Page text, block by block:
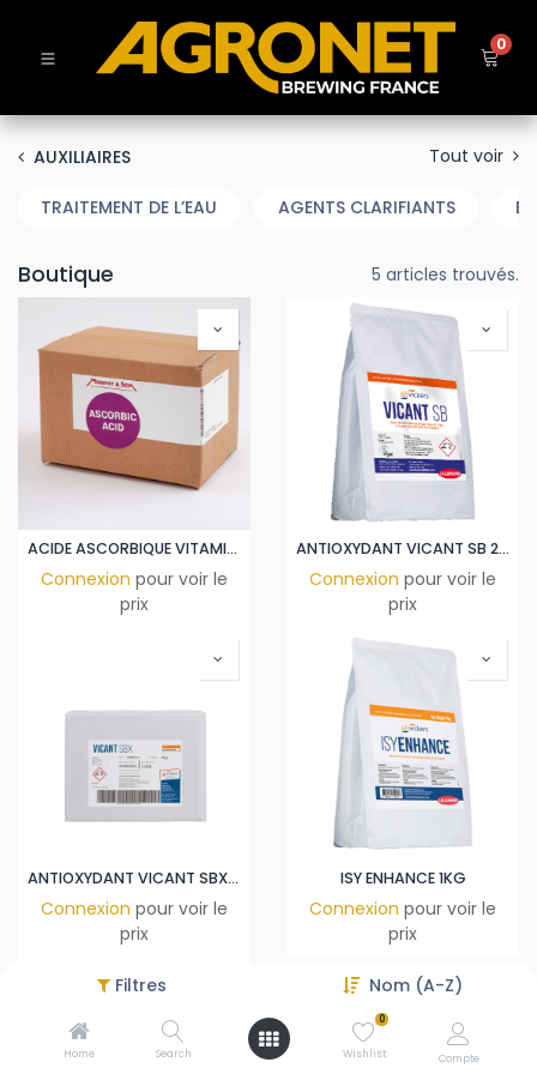
Filtres Nom (A-Z)
Home Search
0
Wishlist Compte
0
AUXILIAIRES Tout voir
TRAITEMENT DE L’EAU AGENTS CLARIFIANTS
Boutique 5 articles trouvés.
ACIDE ASCORBIQUE VITAMINE C 25KG
Connexion pour voir le
prix
ANTIOXYDANT VICANT SB 2 KG ABV
Connexion pour voir le
prix
ANTIOXYDANT VICANT SBX 2 KG ABV
Connexion pour voir le
prix
ISY ENHANCE 1KG
Connexion pour voir le
prix